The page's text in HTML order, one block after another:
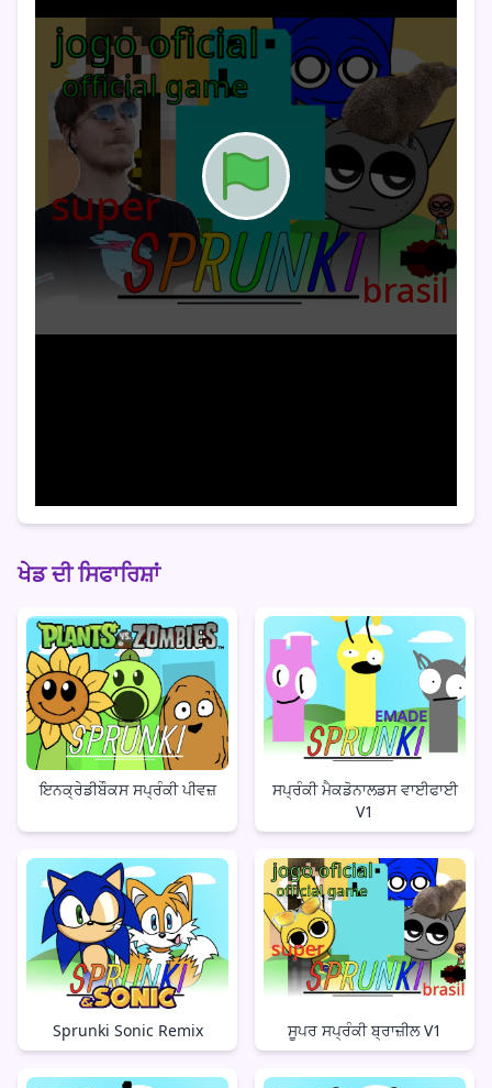
ਖੇਡ ਦੀ ਸਿਫਾਰਿਸ਼ਾਂ
ਇਨਕ੍ਰੇਡੀਬੌਕਸ ਸਪ੍ਰੰਕੀ ਪੀਵਜ਼
ਸਪ੍ਰੰਕੀ ਮੈਕਡੋਨਾਲਡਸ ਵਾਈਫਾਈ
V1
Sprunki Sonic Remix ਸੂਪਰ ਸਪ੍ਰੰਕੀ ਬ੍ਰਾਜ਼ੀਲ V1